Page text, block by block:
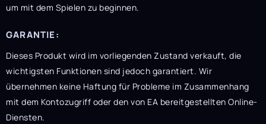
um mit dem Spielen zu beginnen.
GARANTIE:
Dieses Produkt wird im vorliegenden Zustand verkauft, die
wichtigsten Funktionen sind jedoch garantiert. Wir
übernehmen keine Haftung für Probleme im Zusammenhang
mit dem Kontozugriff oder den von EA bereitgestellten Online-
Diensten.